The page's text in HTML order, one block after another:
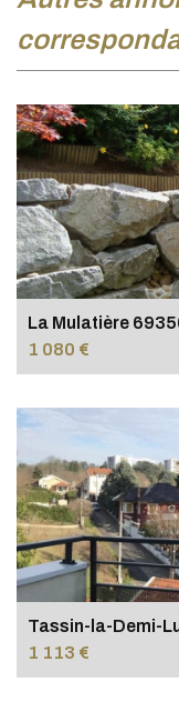
La Mulatière
1 080 €
Tassin-la-Demi-
1 113 €